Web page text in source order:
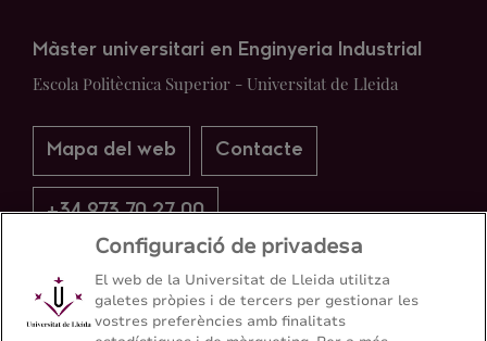
Màster universitari en Enginyeria Industrial
Escola Politècnica Superior - Universitat de Lleida
Mapa del web Contacte
+34 973 70 27 00
Configuració de privadesa
El web de la Universitat de Lleida utilitza
galetes pròpies i de tercers per gestionar les
vostres preferències amb finalitats